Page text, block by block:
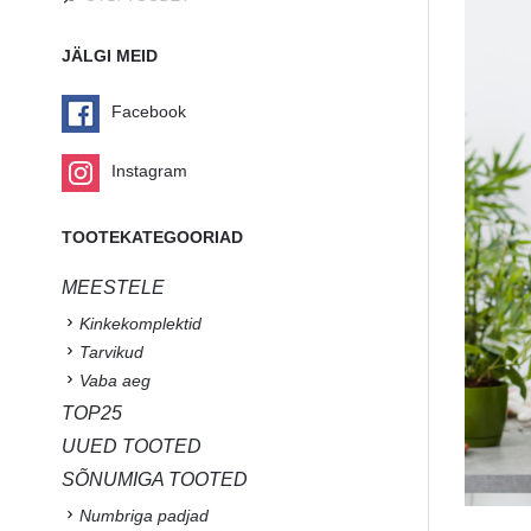
JÄLGI MEID
Facebook
Instagram
TOOTEKATEGOORIAD
MEESTELE
Kinkekomplektid
Tarvikud
Vaba aeg
TOP25
UUED TOOTED
SÕNUMIGA TOOTED
Numbriga padjad